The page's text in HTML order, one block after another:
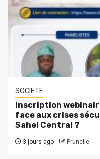
SOCIETE
Inscription
face aux crises
Sahel Central ?
3 jours ago Prunelle